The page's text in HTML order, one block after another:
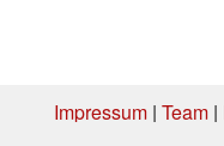
Impressum| Team|